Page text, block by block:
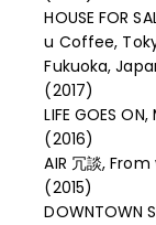
HOUSE FOR
u Coffee,
Fukuoka,
(2017)
LIFE GOES
(2016)
AIR 冗談,
(2015)
DOWNTOWN